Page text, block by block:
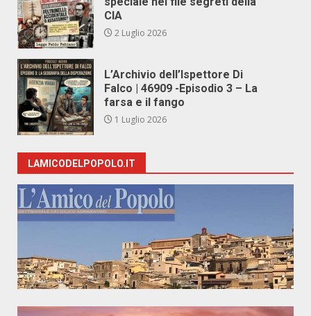
CIA
2 Luglio 2026
L’Archivio dell’Ispettore Di
Falco | 46909 -Episodio 3 – La
farsa e il fango
1 Luglio 2026
LAMICODELPOPOLO.IT